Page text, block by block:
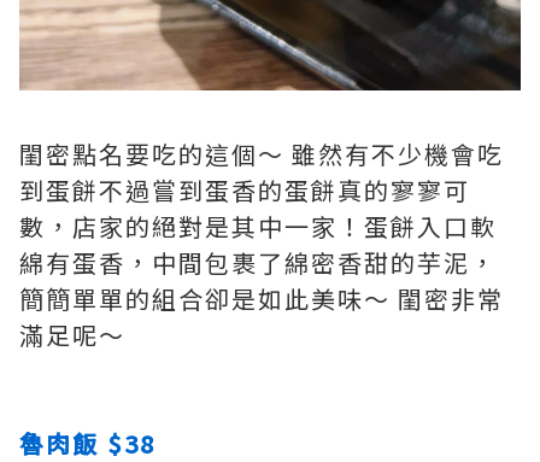
閨密點名要吃的這個～ 雖然有不少機會吃
到蛋餅不過嘗到蛋香的蛋餅真的寥寥可
數，店家的絕對是其中一家！蛋餅入口軟
綿有蛋香，中間包裹了綿密香甜的芋泥，
簡簡單單的組合卻是如此美味～ 閨密非常
滿足呢～
魯肉飯 $38